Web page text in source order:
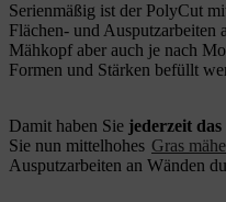
Serienmäßig ist der PolyCut
Flächen- und Ausputzarbeiten
Mähkopf aber auch je nach
Formen und Stärken befüllt
Damit haben Sie jederzeit das
Sie nun mittelhohes Gras
Ausputzarbeiten an Wänden